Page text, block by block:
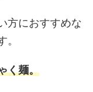
方におすすめな
く麺。